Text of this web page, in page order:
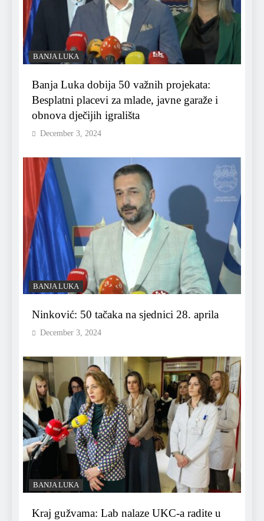
BANJA LUKA
Banja Luka dobija 50 važnih projekata:
Besplatni placevi za mlade, javne garaže i
obnova dječijih igrališta
December 3, 2024
BANJA LUKA
Ninković: 50 tačaka na sjednici 28. aprila
December 3, 2024
BANJA LUKA
Kraj gužvama: Lab nalaze UKC-a radite u